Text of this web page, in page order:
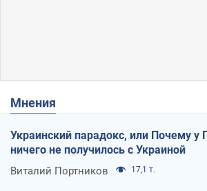
Мнения
Украинский парадокс, или Почему у
ничего не получилось с Украиной
Виталий Портников 17,1 т.